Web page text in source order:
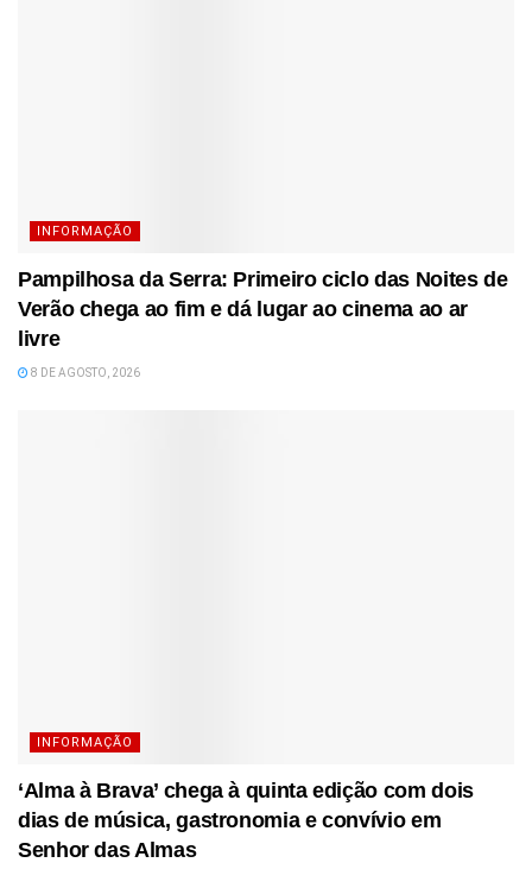
INFORMAÇÃO
Pampilhosa da Serra: Primeiro ciclo das Noites de
Verão chega ao fim e dá lugar ao cinema ao ar
livre
8 DE AGOSTO, 2026
INFORMAÇÃO
‘Alma à Brava’ chega à quinta edição com dois
dias de música, gastronomia e convívio em
Senhor das Almas